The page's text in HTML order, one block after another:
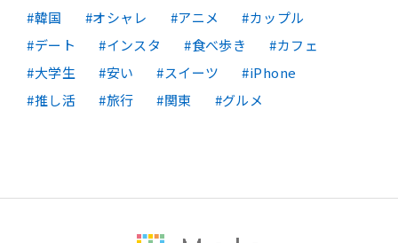
韓国
オシャレ アニメ
カップル
デート
インスタ 食べ歩き
カフェ
大学生
安い スイーツ
iPhone
推し活
旅行 関東 グルメ